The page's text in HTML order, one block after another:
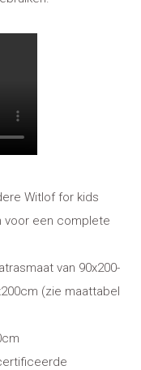
Witlof for kids
voor een complete
van 90x200-
(zie maattabel